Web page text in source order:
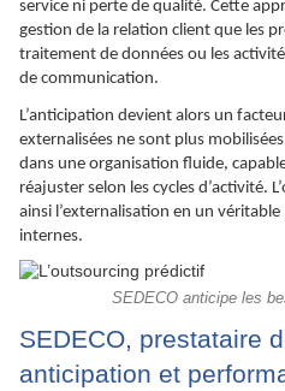
service ni perte de qualité. Cette
gestion de la relation client que les
traitement de données ou les
de communication.
L’anticipation devient alors un
externalisées ne sont plus
dans une organisation fluide,
réajuster selon les cycles d’activité.
ainsi l’externalisation en un
internes.
SEDECO anticipe les
SEDECO, prestataire
anticipation et